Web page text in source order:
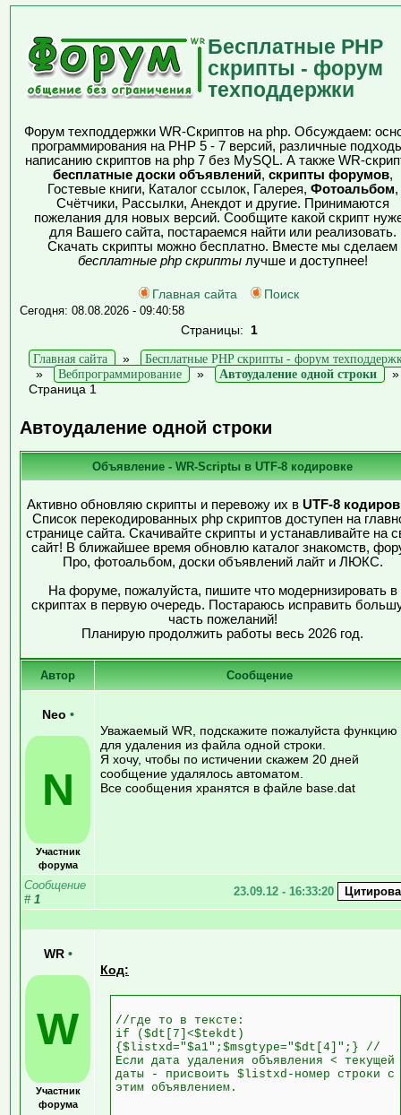
Бесплатные PHP
скрипты - форум
техподдержки
Форум техподдержки WR-Скриптов на php. Обсуждаем:
программирования на PHP 5 - 7 версий, различные
написанию скриптов на php 7 без MySQL. А также WR-
бесплатные доски объявлений, скрипты форумов,
Гостевые книги, Каталог ссылок, Галерея, Фотоальбом,
Счётчики, Рассылки, Анекдот и другие. Принимаются
пожелания для новых версий. Сообщите какой скрипт
для Вашего сайта, постараемся найти или реализовать.
Скачать скрипты можно бесплатно. Вместе мы сделаем
бесплатные php скриптылучше и доступнее!
Главная сайта Поиск
Сегодня: 08.08.2026 - 09:40:58
Страницы: 1
Главная сайта
»
Бесплатные PHP скрипты - форум
»
Вебпрограммирование » Автоудаление одной строки
Страница 1
Автоудаление одной строки
Объявление - WR-Scriptы в UTF-8 кодировке
Активно обновляю скрипты и перевожу их в UTF-8
Список перекодированных php скриптов доступен на
странице сайта. Скачивайте скрипты и устанавливайте на
сайт! В ближайшее время обновлю каталог знакомств,
Про, фотоальбом, доски объявлений лайт и ЛЮКС.
На форуме, пожалуйста, пишите что модернизировать в
скриптах в первую очередь. Постараюсь исправить
часть пожеланий!
Планирую продолжить работы весь 2026 год.
Автор Сообщение
Neo •
N
Участник
форума
Уважаемый WR, подскажите пожалуйста функцию
для удаления из файла одной строки.
Я хочу, чтобы по истичении скажем 20 дней
сообщение удалялось автоматом.
Все сообщения хранятся в файле base.dat
Сообщение
# 1
23.09.12 - 16:33:20
WR •
W
Участник
форума
Код:
//где то в тексте:
if ($dt[7]<$tekdt)
{$listxd="$a1";$msgtype="$dt[4]";} //
Если дата удаления объявления < текущей
даты - присвоить $listxd-номер строки с
этим объявлением.